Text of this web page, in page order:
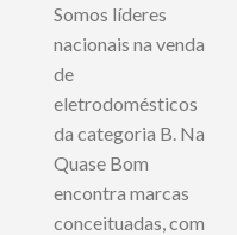
Somos líderes
nacionais na venda
de
eletrodomésticos
da categoria B. Na
Quase Bom
encontra marcas
conceituadas, com